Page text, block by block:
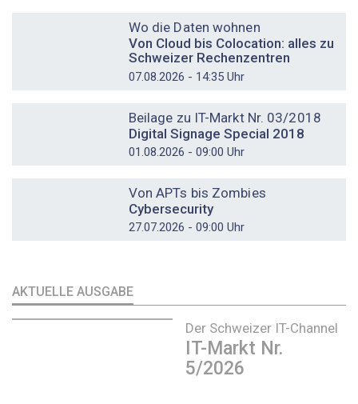
Wo die Daten wohnen
Von Cloud bis Colocation: alles zu
Schweizer Rechenzentren
07.08.2026 - 14:35 Uhr
Beilage zu IT-Markt Nr. 03/2018
Digital Signage Special 2018
01.08.2026 - 09:00 Uhr
Von APTs bis Zombies
Cybersecurity
27.07.2026 - 09:00 Uhr
AKTUELLE AUSGABE
Der Schweizer IT-Channel
IT-Markt Nr.
5/2026